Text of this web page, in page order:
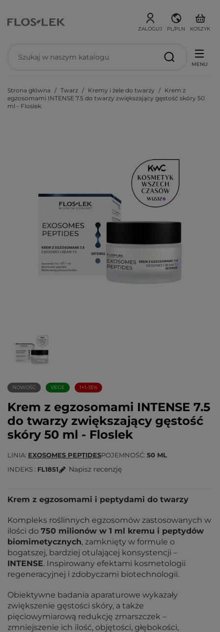
ZALOGUJ PL/PLN KOSZYK
MENU
Strona główna Twarz Kremy i żele do twarzy
Krem z
egzosomami INTENSE 7.5 do twarzy zwiększający gęstość skóry 50
ml - Floslek
NOWOŚĆ VEGE 1+1-15%
Krem z egzosomami INTENSE 7.5
do twarzy zwiększający gęstość
skóry 50 ml - Floslek
LINIA EXOSOMES PEPTIDESPOJEMNOŚĆ 50 ML
INDEKS
FL1851 Napisz recenzję
Krem z egzosomami i peptydami do twarzy
Kompleks roślinnych egzosomów zastosowanych w
ilości do 750 milionów w 1 ml kremu i peptydów
biomimetycznych, zamknięty w formule o
bogatszej, bardziej otulającej konsystencji –
INTENSE. Inspirowany efektami kosmetologii
regeneracyjnej i zdobyczami biotechnologii.
Obiektywne badania aparaturowe wykazały
zwiększenie gęstości skóry, a także
pięciowymiarową redukcję zmarszczek –
zmniejszenie ich ilość, objętości, głębokości,